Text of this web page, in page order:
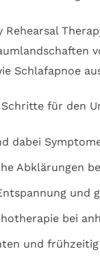
Schlafapnoe
für den
dabei
Abklärungen
und
bei
und